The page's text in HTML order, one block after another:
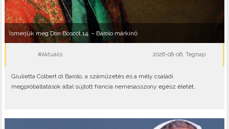
Ismerjük meg Don Boscót 14. – Barolo márkinő
#Aktuális 2026-08-06, Tegnap
Giulietta Colbert di Barolo, a száműzetés és a mély családi
megpróbáltatások által sújtott francia nemesasszony egész életét..